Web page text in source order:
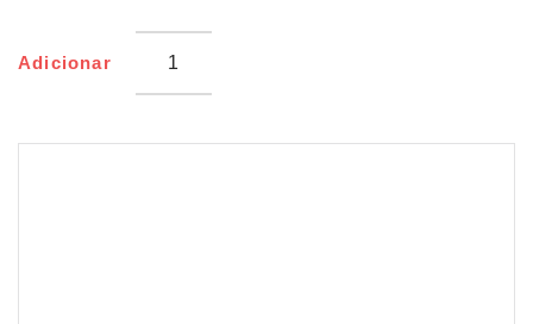
Ongel
Adicionar